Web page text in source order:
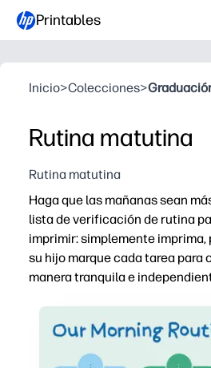
Printables
Inicio>Colecciones>
Rutina matutina
Rutina matutina
Haga que las mañanas sean
lista de verificación de rutina
imprimir: simplemente imprima,
su hijo marque cada tarea para
manera tranquila e
Configuración sin
Indicaciones visuales y
Fomenta la independencia